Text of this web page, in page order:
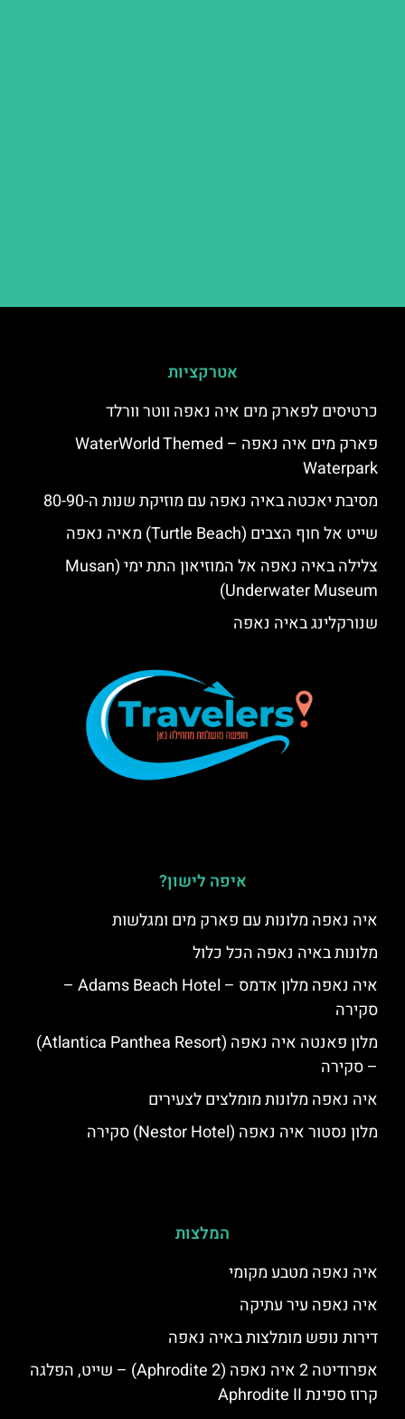
אטרקציות
כרטיסים לפארק מים איה נאפה ווטר וורלד
פארק מים איה נאפה – ‪‪WaterWorld Themed
Waterpark‬‬
מסיבת יאכטה באיה נאפה עם מוזיקת שנות ה-80-90
שייט אל חוף הצבים (Turtle Beach) מאיה נאפה
צלילה באיה נאפה אל המוזיאון התת ימי (Musan
Underwater Museum)
שנורקלינג באיה נאפה
איפה לישון?
איה נאפה מלונות עם פארק מים ומגלשות
מלונות באיה נאפה הכל כלול
איה נאפה מלון אדמס – Adams Beach Hotel –
סקירה
מלון פאנטה איה נאפה (Atlantica Panthea Resort)
– סקירה
איה נאפה מלונות מומלצים לצעירים
מלון נסטור איה נאפה (Nestor Hotel) סקירה
המלצות
איה נאפה מטבע מקומי
איה נאפה עיר עתיקה
דירות נופש מומלצות באיה נאפה
אפרודיטה 2 איה נאפה (Aphrodite 2) – שייט, הפלגה
קרוז ספינת Aphrodite II